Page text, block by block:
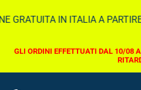
direttamente
contenuti
GRATUITA IN ITALIA A PARTIRE
GLI ORDINI EFFETTUATI DAL 10/08